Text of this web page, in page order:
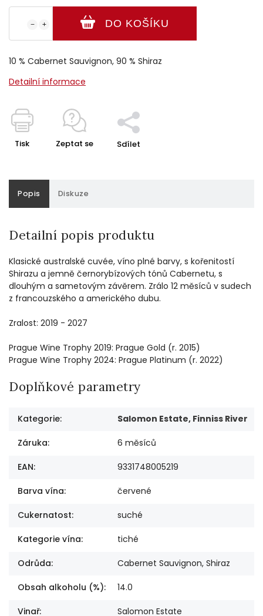
+
− DO KOŠÍKU
10 % Cabernet Sauvignon, 90 % Shiraz
Detailní informace
Tisk Zeptat se Sdílet
Popis Diskuze
Detailní popis produktu
Klasické australské cuvée, víno plné barvy, s kořenitostí
Shirazu a jemně černorybízových tónů Cabernetu, s
dlouhým a sametovým závěrem. Zrálo 12 měsíců v sudech
z francouzského a amerického dubu.
Zralost: 2019 - 2027
Prague Wine Trophy 2019: Prague Gold (r. 2015)
Prague Wine Trophy 2024: Prague Platinum (r. 2022)
Doplňkové parametry
Kategorie: Salomon Estate, Finniss River
Záruka: 6 měsíců
EAN: 9331748005219
Barva vína: červené
Cukernatost: suché
Kategorie vína: tiché
Odrůda: Cabernet Sauvignon, Shiraz
Obsah alkoholu (%): 14.0
Vinař: Salomon Estate